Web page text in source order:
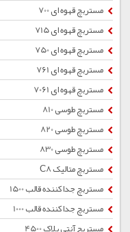
مستربچ قهوه ای 700
مستربچ قهوه ای 715
مستربچ قهوه ای 750
مستربچ قهوه ای 761
مستربچ قهوه ای 7061
مستربچ طوسی 810
مستربچ طوسی 820
مستربچ طوسی 830
مستربچ متالیک C8
مستربچ جداکننده قالب 1500
مستربچ جداکننده قالب 1000